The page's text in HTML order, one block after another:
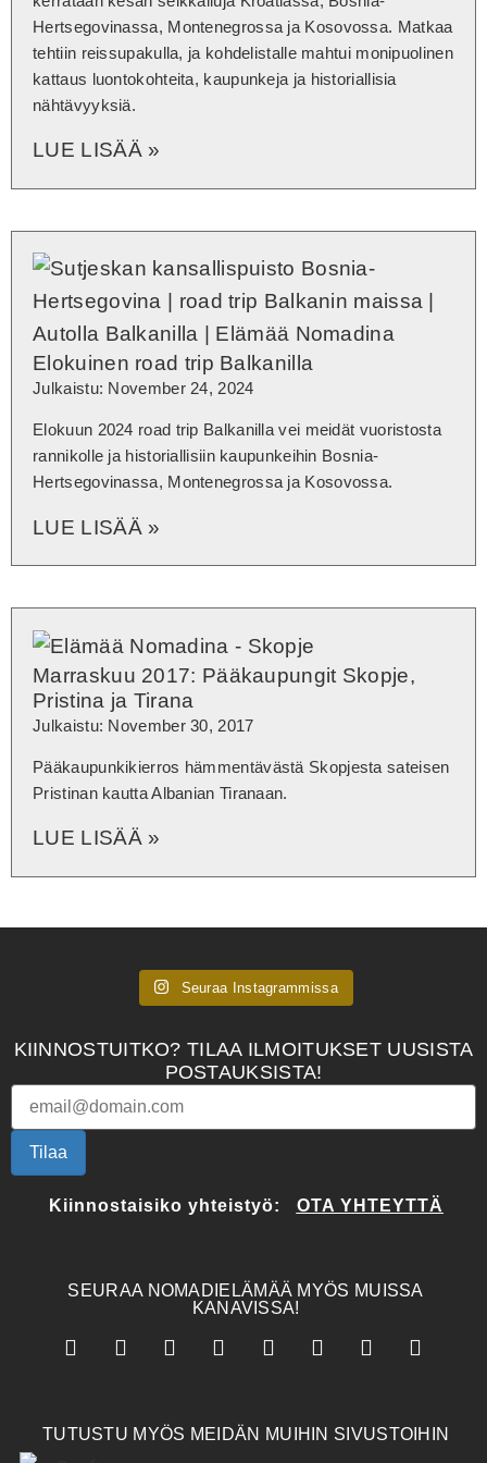
Hertsegovinassa, Montenegrossa ja Kosovossa. Matkaa
tehtiin reissupakulla, ja kohdelistalle mahtui monipuolinen
kattaus luontokohteita, kaupunkeja ja historiallisia
nähtävyyksiä.
LUE LISÄÄ »
Elokuinen road trip Balkanilla
Julkaistu: November 24, 2024
Elokuun 2024 road trip Balkanilla vei meidät vuoristosta
rannikolle ja historiallisiin kaupunkeihin Bosnia-
Hertsegovinassa, Montenegrossa ja Kosovossa.
LUE LISÄÄ »
Marraskuu 2017: Pääkaupungit Skopje,
Pristina ja Tirana
Julkaistu: November 30, 2017
Pääkaupunkikierros hämmentävästä Skopjesta sateisen
Pristinan kautta Albanian Tiranaan.
LUE LISÄÄ »
Seuraa Instagrammissa
SEURAA NOMADIELÄMÄÄ MYÖS MUISSA
KANAVISSA!
TUTUSTU MYÖS MEIDÄN MUIHIN SIVUSTOIHIN
KIINNOSTUITKO? TILAA ILMOITUKSET UUSISTA
POSTAUKSISTA!
Tilaa
Kiinnostaisiko yhteistyö: OTA YHTEYTTÄ